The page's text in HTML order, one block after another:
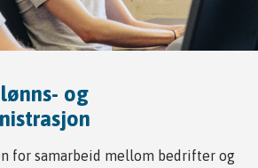
og
for samarbeid mellom bedrifter og